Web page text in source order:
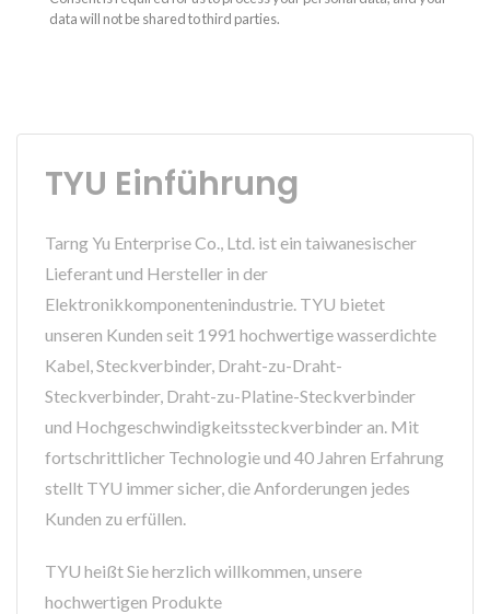
data will not be shared to third parties.
TYU Einführung
Tarng Yu Enterprise Co., Ltd. ist ein taiwanesischer
Lieferant und Hersteller in der
Elektronikkomponentenindustrie. TYU bietet
unseren Kunden seit 1991 hochwertige wasserdichte
Kabel, Steckverbinder, Draht-zu-Draht-
Steckverbinder, Draht-zu-Platine-Steckverbinder
und Hochgeschwindigkeitssteckverbinder an. Mit
fortschrittlicher Technologie und 40 Jahren Erfahrung
stellt TYU immer sicher, die Anforderungen jedes
Kunden zu erfüllen.
TYU heißt Sie herzlich willkommen, unsere
hochwertigen Produkte